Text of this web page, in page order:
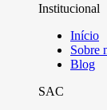
Institucional
Início
Sobre
Blog
SAC